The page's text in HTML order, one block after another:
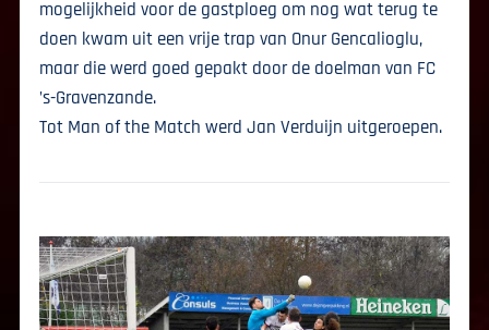
mogelijkheid voor de gastploeg om nog wat terug te
doen kwam uit een vrije trap van Onur Gencalioglu,
maar die werd goed gepakt door de doelman van FC
’s-Gravenzande.
Tot Man of the Match werd Jan Verduijn uitgeroepen.